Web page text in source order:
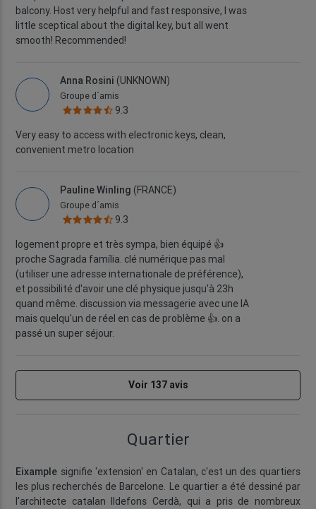
balcony. Host very helpful and fast responsive, I was
little sceptical about the digital key, but all went
smooth! Recommended!
Anna Rosini (UNKNOWN)
Groupe d´amis
9.3
Very easy to access with electronic keys, clean,
convenient metro location
Pauline Winling (FRANCE)
Groupe d´amis
9.3
logement propre et très sympa, bien équipé 👍
proche Sagrada família. clé numérique pas mal
(utiliser une adresse internationale de préférence),
et possibilité d'avoir une clé physique jusqu'à 23h
quand même. discussion via messagerie avec une IA
mais quelqu'un de réel en cas de problème 👍. on a
passé un super séjour.
Voir 137 avis
Quartier
Eixample signifie 'extension' en Catalan, c'est un des quartiers
les plus recherchés de Barcelone. Le quartier a été dessiné par
l'architecte catalan Ildefons Cerdà, qui a pris de nombreux